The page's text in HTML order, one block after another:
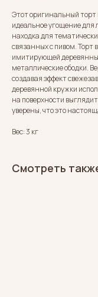
Этот оригинальный
идеальное угощение
находка для
связанных с пивом. Торт
имитирующей
металлические ободки.
создавая эффект
деревянной кружки
на поверхности
уверены, что это
Вес: 3 кг
Смотреть